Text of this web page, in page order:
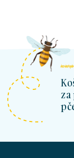
kosnicashop.ba
za